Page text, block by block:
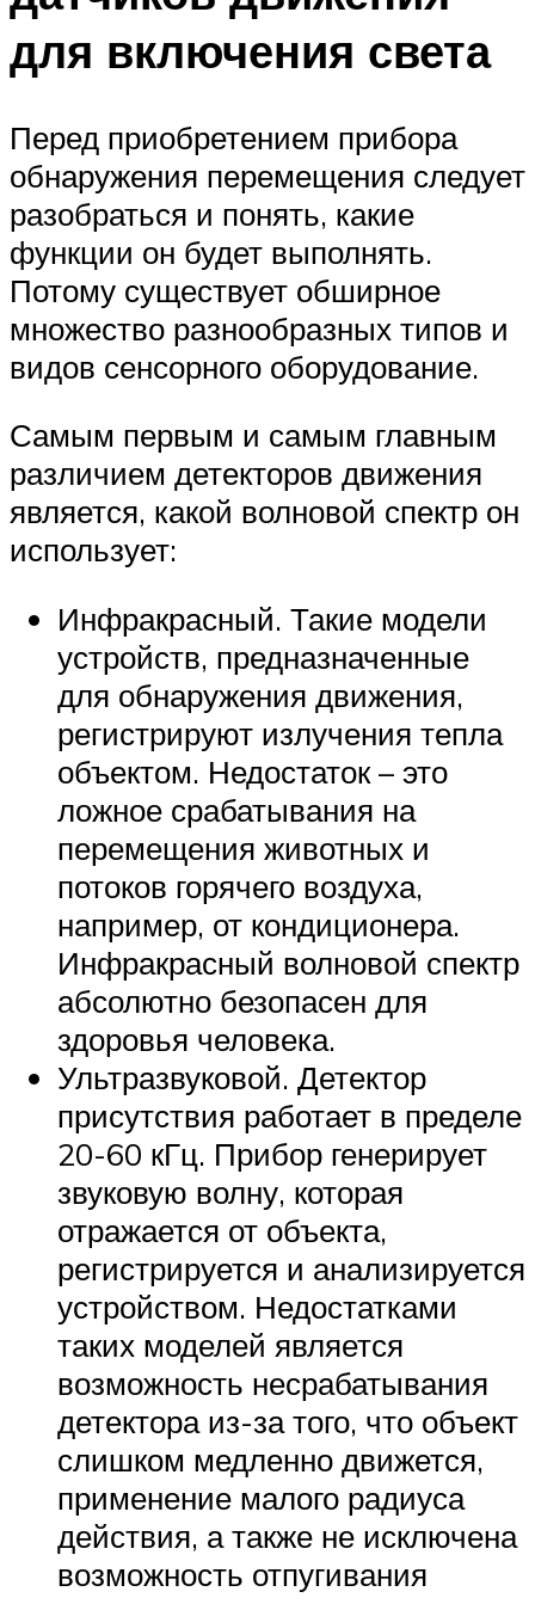
для включения света
Перед приобретением прибора
обнаружения перемещения следует
разобраться и понять, какие
функции он будет выполнять.
Потому существует обширное
множество разнообразных типов и
видов сенсорного оборудование.
Самым первым и самым главным
различием детекторов движения
является, какой волновой спектр он
использует:
Инфракрасный. Такие модели
устройств, предназначенные
для обнаружения движения,
регистрируют излучения тепла
объектом. Недостаток – это
ложное срабатывания на
перемещения животных и
потоков горячего воздуха,
например, от кондиционера.
Инфракрасный волновой спектр
абсолютно безопасен для
здоровья человека.
Ультразвуковой. Детектор
присутствия работает в пределе
20-60 кГц. Прибор генерирует
звуковую волну, которая
отражается от объекта,
регистрируется и анализируется
устройством. Недостатками
таких моделей является
возможность несрабатывания
детектора из-за того, что объект
слишком медленно движется,
применение малого радиуса
действия, а также не исключена
возможность отпугивания